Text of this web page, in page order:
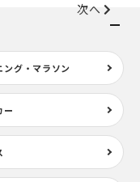
次へ
ング・マラソン
ー